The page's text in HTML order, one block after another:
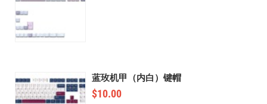
蓝玫机甲（内白）键帽
$10.00